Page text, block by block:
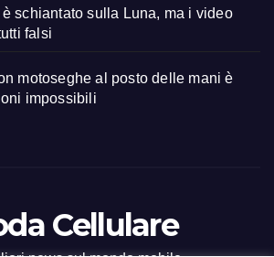
è schiantato sulla Luna, ma i video
falsi
motoseghe al posto delle mani è
impossibili
Cellulare